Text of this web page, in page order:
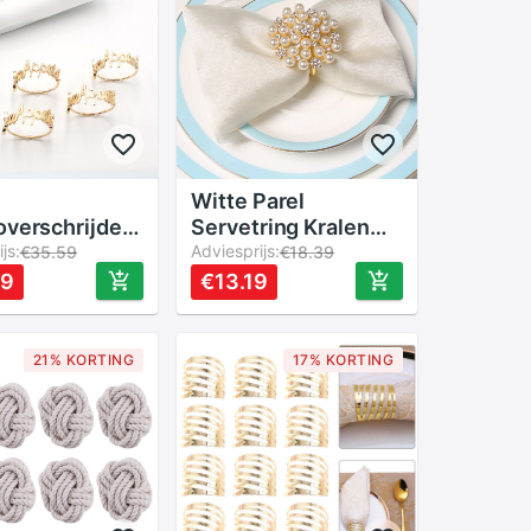
Tafel
Servetring
Vertaling
€35.59
Witte Parel
Servetring Kralen
Bruiloft Servetring
Hele Sake Servet
Ring
Adviesprijs:€18.39
€13.19
21% KORTING 17% KORTING